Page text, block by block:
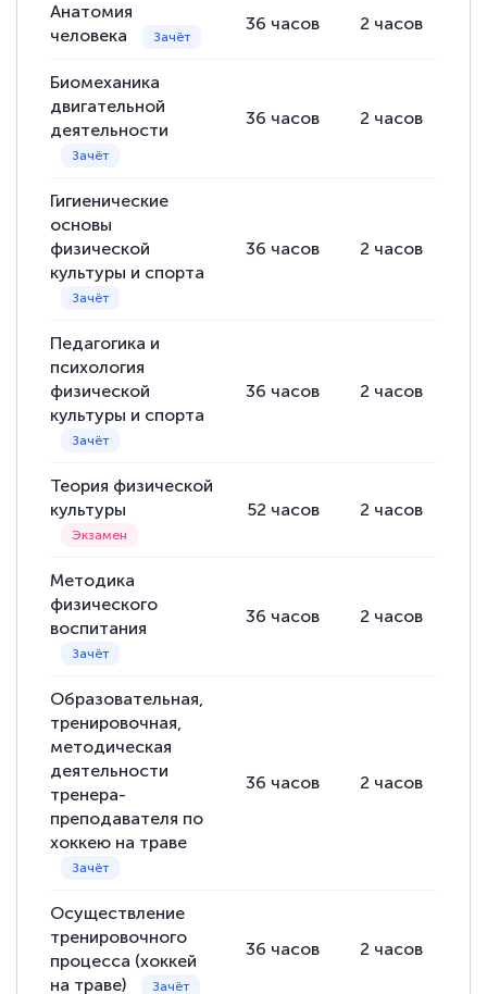
Знаток города 7 уровня
10 марта 2026
быстро ответили, разъяснили все детали.
Обучение понравилось: огромное
количество тематической литературы,
пособий и учебников доступно на время
аттестации, проблем не возникло ни на
каком этапе…
Анатомия
человека
36 часов 2 часов
Биомеханика
двигательной
деятельности
36 часов 2 часов
Гигиенические
основы
физической
культуры и спорта
36 часов 2 часов
Педагогика и
психология
физической
культуры и спорта
36 часов 2 часов
Теория физической
культуры
52 часов 2 часов
Методика
физического
воспитания
36 часов 2 часов
Образовательная,
тренировочная,
методическая
деятельности
тренера-
преподавателя по
хоккею на траве
36 часов 2 часов
Осуществление
тренировочного
процесса (хоккей
на траве)
36 часов 2 часов